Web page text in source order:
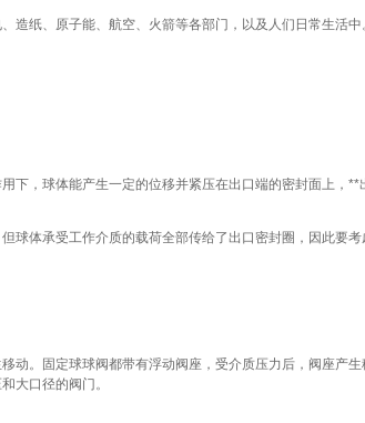
造纸、原子能、航空、火箭等各部门，以及人们日常生活中
下，球体能产生一定的位移并紧压在出口端的密封面上，**
球体承受工作介质的载荷全部传给了出口密封圈，因此要
动。固定球球阀都带有浮动阀座，受介质压力后，阀座产
大口径的阀门。